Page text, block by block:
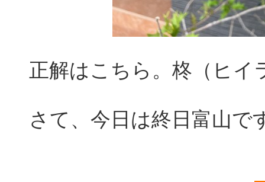
正解はこちら。柊（ヒイ
さて、今日は終日富山で